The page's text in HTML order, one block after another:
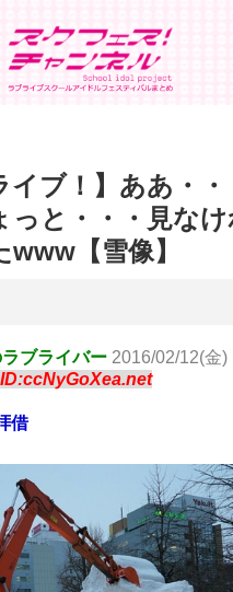
イブ！】ああ・
っと・・・見な
www【雪像】
ブライバー 2016/02/12(金)
ID:ccNyGoXea.net
借